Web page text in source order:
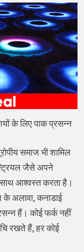
के लिए पाक प्रसन्न
समाज भी शामिल
जैसे अपने
साथ आश्वस्त करता है।
के अलावा, कनाडाई
हैं। कोई फर्क नहीं
रखते हैं, हर कोई